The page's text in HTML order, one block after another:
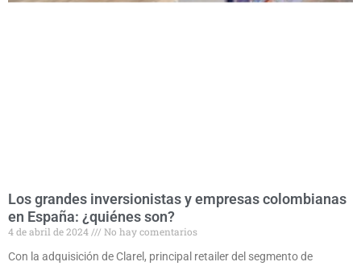
Los grandes inversionistas y empresas colombianas
en España: ¿quiénes son?
4 de abril de 2024
No hay comentarios
Con la adquisición de Clarel, principal retailer del segmento de